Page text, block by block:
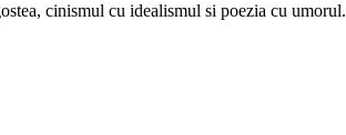
cinismul cu idealismul si poezia cu umorul.